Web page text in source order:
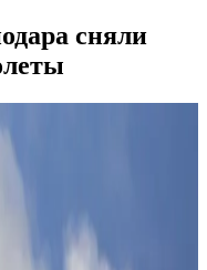
сняли